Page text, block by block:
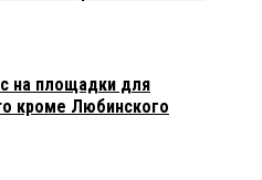
на площадки для
кроме Любинского